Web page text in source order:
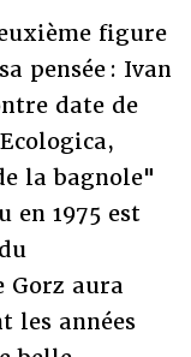
figure
pensée : Ivan
date de
la bagnole"
1975 est
Gorz aura
les années